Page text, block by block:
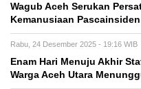
Wagub Aceh Serukan
Kemanusiaan
Rabu, 24 Desember 2025 - 19:16 WIB
Enam Hari Menuju Akhir
Warga Aceh Utara